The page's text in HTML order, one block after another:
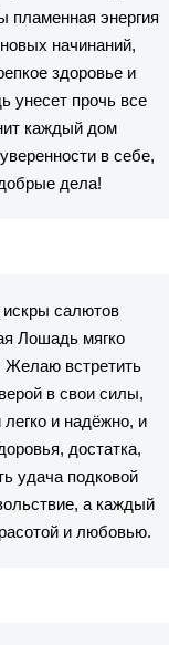
энергия
начинаний,
здоровье и
унесет прочь все
каждый дом
в себе,
дела!
искры салютов
Лошадь мягко
Желаю встретить
в свои силы,
и надёжно, и
достатка,
удача подковой
а каждый
и любовью.